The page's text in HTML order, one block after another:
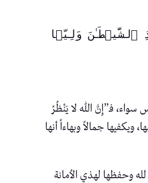
سواء، فـ”إِنَّ الله لا يَنْظُرُ
ويكفيها جمالاً وبهاءاً أنها
وحفظها لهذي الأمانة